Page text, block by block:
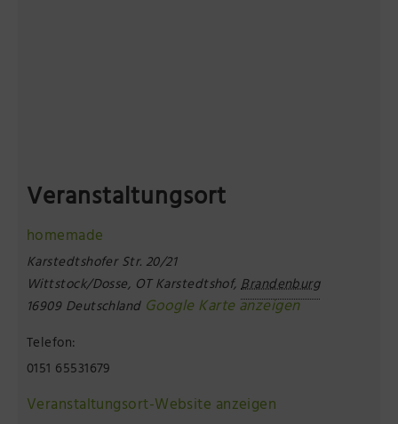
Veranstaltungsort
homemade
Karstedtshofer Str. 20/21
Wittstock/Dosse, OT Karstedtshof,Brandenburg
16909Deutschland Google Karte anzeigen
Telefon:
0151 65531679
Veranstaltungsort-Website anzeigen